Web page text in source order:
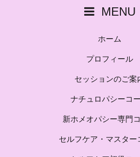
MENU
ホーム
プロフィール
セッションのご案
ナチュロパシーコ
新ホメオパシー専門
セルフケア・マスター